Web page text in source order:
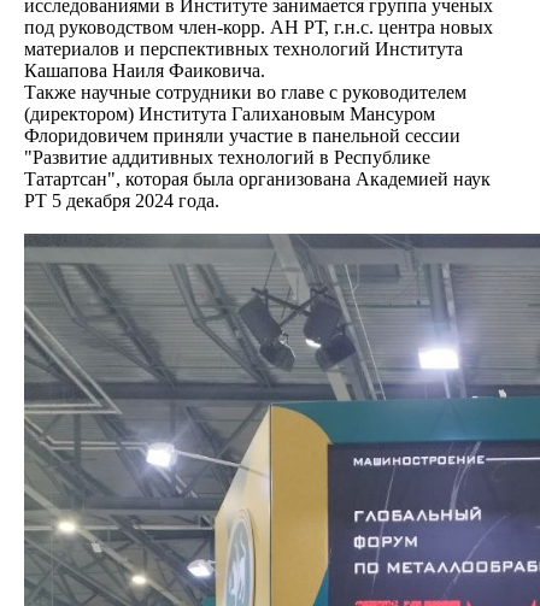
исследованиями в Институте занимается группа ученых
под руководством член-корр. АН РТ, г.н.с. центра новых
материалов и перспективных технологий Института
Кашапова Наиля Фаиковича.
Также научные сотрудники во главе с руководителем
(директором) Института Галихановым Мансуром
Флоридовичем приняли участие в панельной сессии
"Развитие аддитивных технологий в Республике
Татартсан", которая была организована Академией наук
РТ 5 декабря 2024 года.